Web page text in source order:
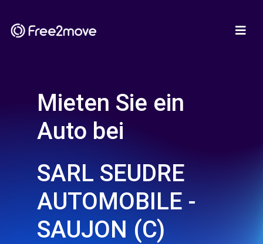
Mieten Sie ein
Auto bei
SARL SEUDRE
AUTOMOBILE -
SAUJON (C)